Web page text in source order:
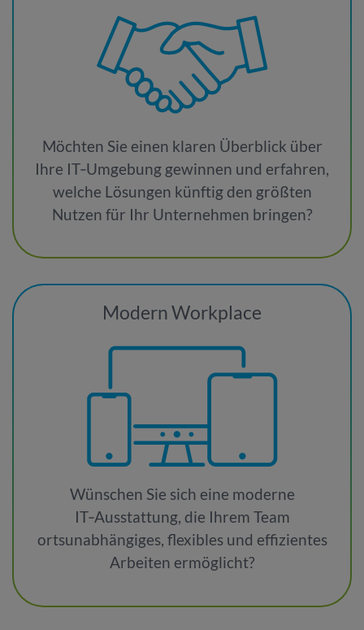
Möchten Sie einen klaren Überblick über
Ihre IT‑Umgebung gewinnen und erfahren,
welche Lösungen künftig den größten
Nutzen für Ihr Unternehmen bringen?
Modern Workplace
Wünschen Sie sich eine moderne
IT‑Ausstattung, die Ihrem Team
ortsunabhängiges, flexibles und effizientes
Arbeiten ermöglicht?